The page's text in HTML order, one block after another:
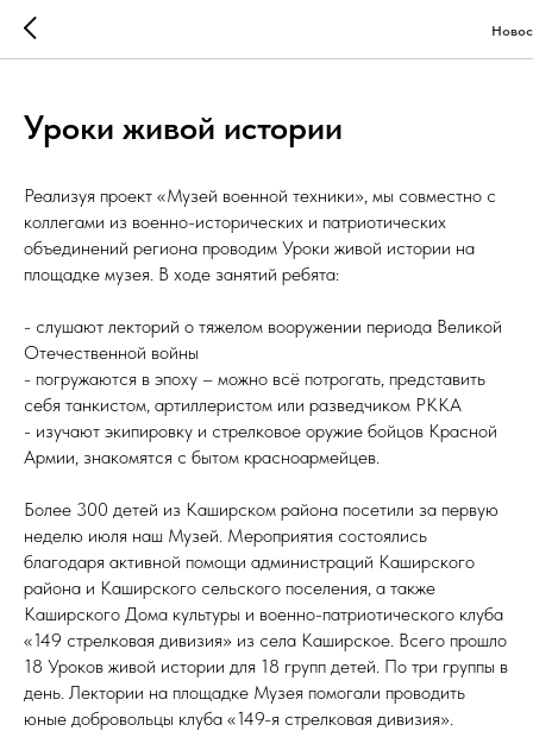
Уроки живой истории
Реализуя проект «Музей военной техники», мы совместно с
коллегами из военно-исторических и патриотических
объединений региона проводим Уроки живой истории на
площадке музея. В ходе занятий ребята:
- слушают лекторий о тяжелом вооружении периода Великой
Отечественной войны
- погружаются в эпоху – можно всё потрогать, представить
себя танкистом, артиллеристом или разведчиком РККА
- изучают экипировку и стрелковое оружие бойцов Красной
Армии, знакомятся с бытом красноармейцев.
Более 300 детей из Каширском района посетили за первую
неделю июля наш Музей. Мероприятия состоялись
благодаря активной помощи администраций Каширского
района и Каширского сельского поселения, а также
Каширского Дома культуры и военно-патриотического клуба
«149 стрелковая дивизия» из села Каширское. Всего прошло
18 Уроков живой истории для 18 групп детей. По три группы в
день. Лектории на площадке Музея помогали проводить
юные добровольцы клуба «149-я стрелковая дивизия».